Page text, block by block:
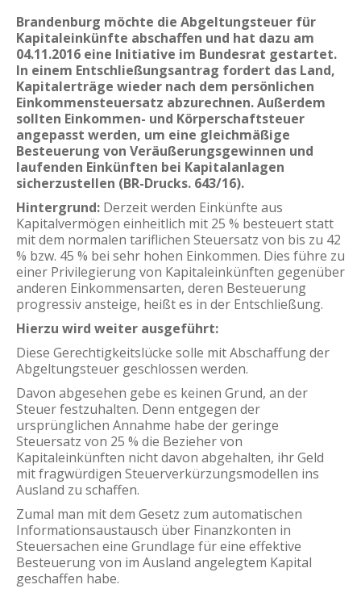
Brandenburg möchte die Abgeltungsteuer für
Kapitaleinkünfte abschaffen und hat dazu am
04.11.2016 eine Initiative im Bundesrat gestartet.
In einem Entschließungsantrag fordert das Land,
Kapitalerträge wieder nach dem persönlichen
Einkommensteuersatz abzurechnen. Außerdem
sollten Einkommen- und Körperschaftsteuer
angepasst werden, um eine gleichmäßige
Besteuerung von Veräußerungsgewinnen und
laufenden Einkünften bei Kapitalanlagen
sicherzustellen (BR-Drucks. 643/16).
Hintergrund: Derzeit werden Einkünfte aus
Kapitalvermögen einheitlich mit 25 % besteuert statt
mit dem normalen tariflichen Steuersatz von bis zu 42
% bzw. 45 % bei sehr hohen Einkommen. Dies führe zu
einer Privilegierung von Kapitaleinkünften gegenüber
anderen Einkommensarten, deren Besteuerung
progressiv ansteige, heißt es in der Entschließung.
Hierzu wird weiter ausgeführt:
Diese Gerechtigkeitslücke solle mit Abschaffung der
Abgeltungsteuer geschlossen werden.
Davon abgesehen gebe es keinen Grund, an der
Steuer festzuhalten. Denn entgegen der
ursprünglichen Annahme habe der geringe
Steuersatz von 25 % die Bezieher von
Kapitaleinkünften nicht davon abgehalten, ihr Geld
mit fragwürdigen Steuerverkürzungsmodellen ins
Ausland zu schaffen.
Zumal man mit dem Gesetz zum automatischen
Informationsaustausch über Finanzkonten in
Steuersachen eine Grundlage für eine effektive
Besteuerung von im Ausland angelegtem Kapital
geschaffen habe.